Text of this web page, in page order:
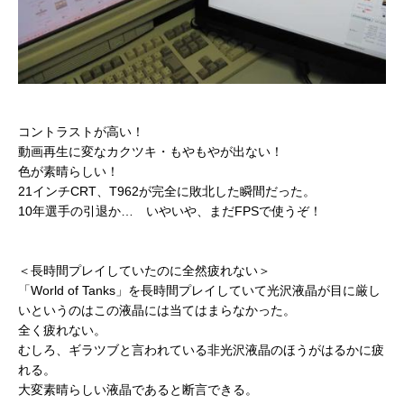
コントラストが高い！
動画再生に変なカクツキ・もやもやが出ない！
色が素晴らしい！
21インチCRT、T962が完全に敗北した瞬間だった。
10年選手の引退か… いやいや、まだFPSで使うぞ！
＜長時間プレイしていたのに全然疲れない＞
「World of Tanks」を長時間プレイしていて光沢液晶が目に厳し
いというのはこの液晶には当てはまらなかった。
全く疲れない。
むしろ、ギラツブと言われている非光沢液晶のほうがはるかに疲
れる。
大変素晴らしい液晶であると断言できる。